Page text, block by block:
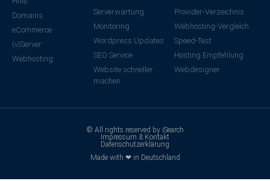
Domains
eCommerce
(v)Server
Webhosting
Serverwartung
Monitoring
Wordpress Updates
SEO Service
Website schneller
machen
Provider-Verzeichnis
Webhosting-Vergleich
Speed-Test
Hosting Empfehlung
Webdesigner
© All rights reserved by iSearch
Impressum & Kontakt
Datenschutzerklärung
Made with ❤ in Deutschland